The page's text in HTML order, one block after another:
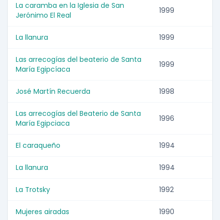
La caramba en la Iglesia de San
Jerónimo El Real
1999
La llanura 1999
Las arrecogías del beaterio de Santa
María Egipcíaca
1999
José Martín Recuerda 1998
Las arrecogías del Beaterio de Santa
María Egipciaca
1996
El caraqueño 1994
La llanura 1994
La Trotsky 1992
Mujeres airadas 1990